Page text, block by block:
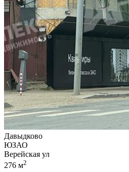
Давыдково
ЮЗАО
Верейская ул
276 м2